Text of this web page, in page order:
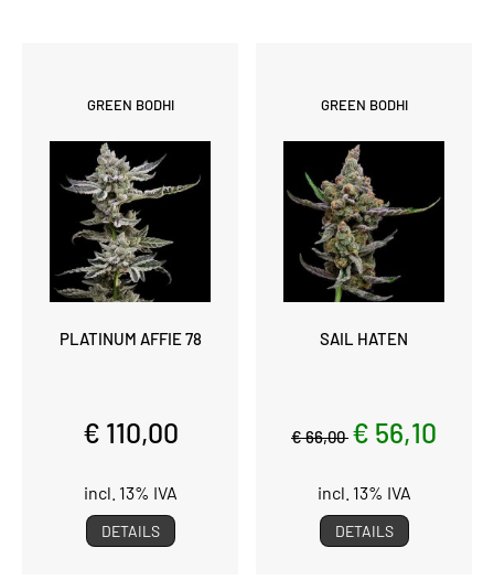
GREEN BODHI
PLATINUM AFFIE 78
€ 110,00
incl. 13% IVA
DETAILS
GREEN BODHI
SAIL HATEN
€ 66,00 € 56,10
incl. 13% IVA
DETAILS